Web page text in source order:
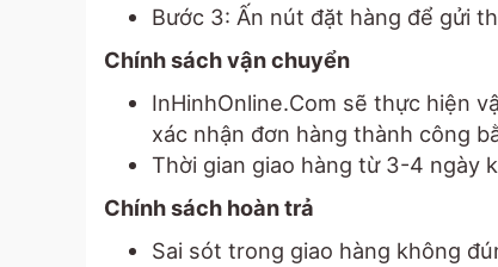
Bước 3: Ấn nút đặt hàng để gửi
Chính sách vận chuyển
InHinhOnline.Com sẽ thực hiện
xác nhận đơn hàng thành công
Thời gian giao hàng từ 3-4 ngày
Chính sách hoàn trả
Sai sót trong giao hàng không